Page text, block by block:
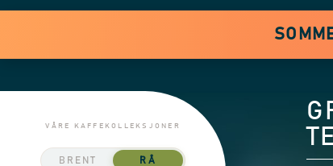
VÅRE KAFFEKOLLEKSJONER
BRENT RÅ